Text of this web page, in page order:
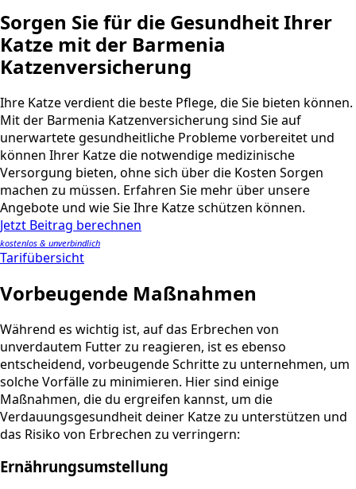
Sorgen Sie für die Gesundheit Ihrer
Katze mit der Barmenia
Katzenversicherung
Ihre Katze verdient die beste Pflege, die Sie bieten können.
Mit der Barmenia Katzenversicherung sind Sie auf
unerwartete gesundheitliche Probleme vorbereitet und
können Ihrer Katze die notwendige medizinische
Versorgung bieten, ohne sich über die Kosten Sorgen
machen zu müssen. Erfahren Sie mehr über unsere
Angebote und wie Sie Ihre Katze schützen können.
Jetzt Beitrag berechnen
kostenlos & unverbindlich
Tarifübersicht
Vorbeugende Maßnahmen
Während es wichtig ist, auf das Erbrechen von
unverdautem Futter zu reagieren, ist es ebenso
entscheidend, vorbeugende Schritte zu unternehmen, um
solche Vorfälle zu minimieren. Hier sind einige
Maßnahmen, die du ergreifen kannst, um die
Verdauungsgesundheit deiner Katze zu unterstützen und
das Risiko von Erbrechen zu verringern:
Ernährungsumstellung